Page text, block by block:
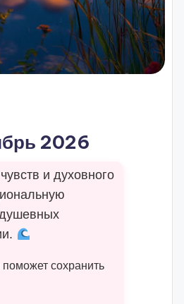
2026
и духовного
сохранить